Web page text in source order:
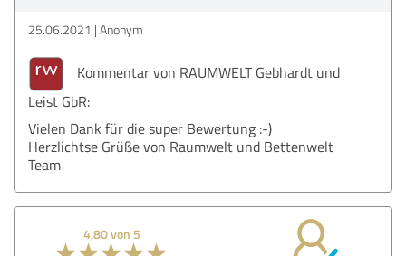
25.06.2021 Anonym
Kommentar von RAUMWELT Gebhardt und
Leist GbR:
Vielen Dank für die super Bewertung :-)
Herzlichtse Grüße von Raumwelt und Bettenwelt
Team
4,80 von 5